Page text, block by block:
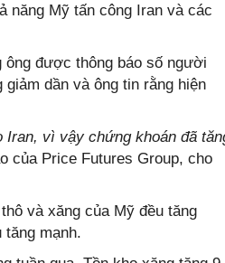
năng Mỹ tấn công Iran và các
ông được thông báo số người
dần và ông tin rằng hiện
Iran, vì vậy chứng khoán đã
của Price Futures Group, cho
và xăng của Mỹ đều tăng
mạnh.